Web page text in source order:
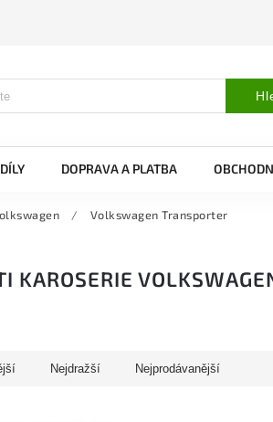
DOPRAVA A PLATBA
/ Volkswagen Transporter
KAROSERIE
Nejdražší Nejprodávanější